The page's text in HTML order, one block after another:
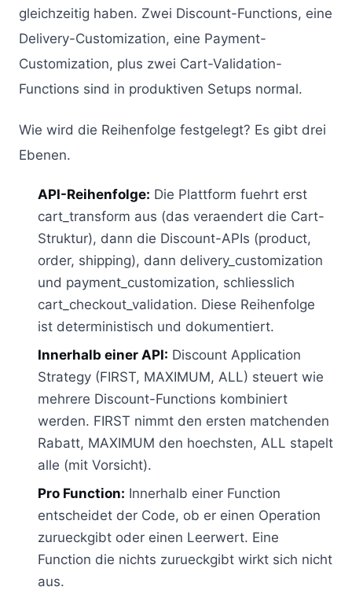
gleichzeitig haben. Zwei Discount-Functions, eine
Delivery-Customization, eine Payment-
Customization, plus zwei Cart-Validation-
Functions sind in produktiven Setups normal.
Wie wird die Reihenfolge festgelegt? Es gibt drei
Ebenen.
API-Reihenfolge: Die Plattform fuehrt erst
cart_transform aus (das veraendert die Cart-
Struktur), dann die Discount-APIs (product,
order, shipping), dann delivery_customization
und payment_customization, schliesslich
cart_checkout_validation. Diese Reihenfolge
ist deterministisch und dokumentiert.
Innerhalb einer API: Discount Application
Strategy (FIRST, MAXIMUM, ALL) steuert wie
mehrere Discount-Functions kombiniert
werden. FIRST nimmt den ersten matchenden
Rabatt, MAXIMUM den hoechsten, ALL stapelt
alle (mit Vorsicht).
Pro Function: Innerhalb einer Function
entscheidet der Code, ob er einen Operation
zurueckgibt oder einen Leerwert. Eine
Function die nichts zurueckgibt wirkt sich nicht
aus.